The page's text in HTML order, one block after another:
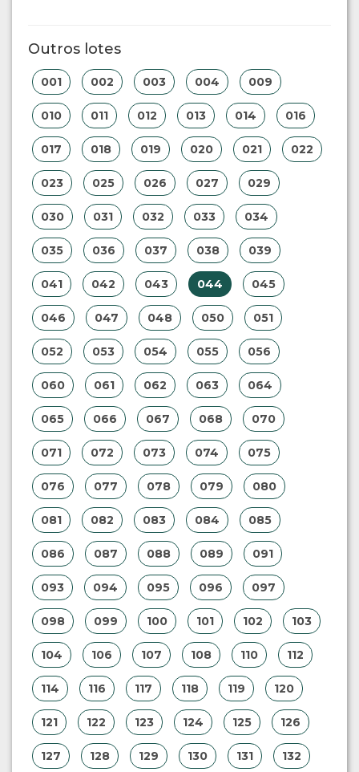
Outros lotes
001 002 003 004 009
010 011 012 013 014 016
017 018 019 020 021 022
023 025 026 027 029
030 031 032 033 034
035 036 037 038 039
041 042 043 044 045
046 047 048 050 051
052 053 054 055 056
060 061 062 063 064
065 066 067 068 070
071 072 073 074 075
076 077 078 079 080
081 082 083 084 085
086 087 088 089 091
093 094 095 096 097
098 099 100 101 102 103
104 106 107 108 110 112
114 116 117 118 119 120
121 122 123 124 125 126
127 128 129 130 131 132